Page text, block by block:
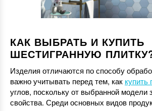
КАК ВЫБРАТЬ И КУПИТЬ
ШЕСТИГРАННУЮ
Изделия отличаются по способу
важно учитывать перед тем, как купить
углов, поскольку от выбранной модели
свойства. Среди основных видов